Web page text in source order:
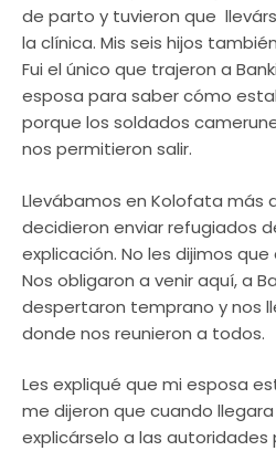
de parto y tuvieron que
la clínica. Mis seis hijos
Fui el único que trajeron a
esposa para saber cómo
porque los soldados
nos permitieron salir.
Llevábamos en Kolofata más
decidieron enviar refugiados
explicación. No les dijimos
Nos obligaron a venir aquí, a
despertaron temprano y nos
donde nos reunieron a todos.
Les expliqué que mi esposa
me dijeron que cuando
explicárselo a las